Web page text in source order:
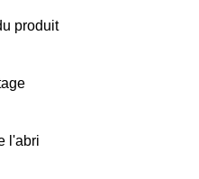
produit
l'abri